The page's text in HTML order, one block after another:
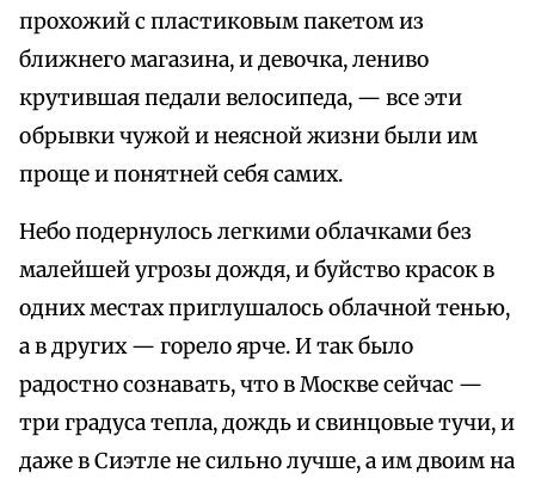
прохожий с пластиковым пакетом из
ближнего магазина, и девочка, лениво
крутившая педали велосипеда, — все эти
обрывки чужой и неясной жизни были им
проще и понятней себя самих.
Небо подернулось легкими облачками без
малейшей угрозы дождя, и буйство красок в
одних местах приглушалось облачной тенью,
а в других — горело ярче. И так было
радостно сознавать, что в Москве сейчас —
три градуса тепла, дождь и свинцовые тучи, и
даже в Сиэтле не сильно лучше, а им двоим на